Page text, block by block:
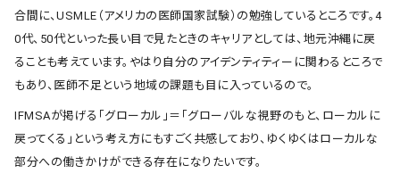
合間に、USMLE（アメリカの医師国家試験）の勉強しているところです。4
0代、50代といった長い目で見たときのキャリアとしては、地元沖縄に戻
ることも考えています。やはり自分のアイデンティティーに関わるところで
もあり、医師不足という地域の課題も目に入っているので。
IFMSAが掲げる「グローカル」＝「グローバルな視野のもと、ローカルに
戻ってくる」という考え方にもすごく共感しており、ゆくゆくはローカルな
部分への働きかけができる存在になりたいです。